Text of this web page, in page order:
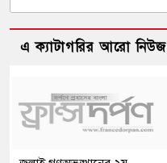
এ ক্যাটাগরির আরো নিউজ